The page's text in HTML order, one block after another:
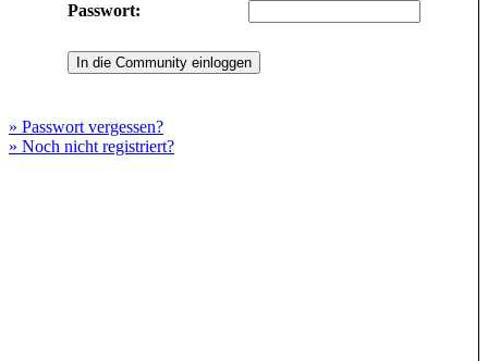
Passwort:
» Passwort vergessen?
» Noch nicht registriert?